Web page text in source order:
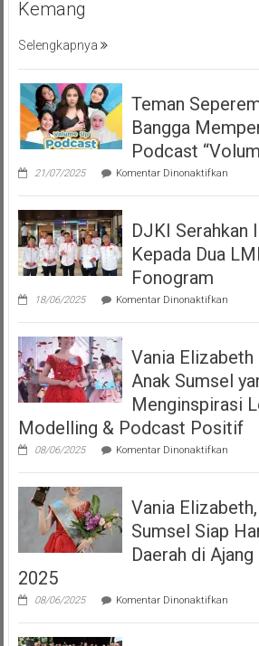
Kemang
Selengkapnya
Teman
Bangga
Podcast
21/07/2025 Komentar Dinonaktifkanpada
DJKI Serahkan
Kepada Dua
Fonogram
18/06/2025 Komentar Dinonaktifkanpada
Dua
LMK
Vania
Anak Sumsel
Menginspirasi
Modelling & Podcast Positif
08/06/2025 Komentar Dinonaktifkanpada
Duta
Vania
Sumsel Siap
Daerah di
2025
08/06/2025 Komentar Dinonaktifkanpada